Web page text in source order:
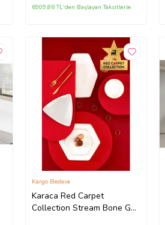
6909,86 TL'den Başlayan Taksitlerle
Karaca Red Carpet
Collection Stream Bone Geo
Kargo Bedava